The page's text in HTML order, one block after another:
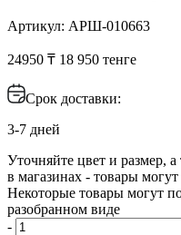
Артикул: АРШ-010663
24950 ₸ 18 950 тенге
Срок доставки:
3-7 дней
Уточняйте цвет и размер,
в магазинах - товары могут
Некоторые товары могут
разобранном виде
-